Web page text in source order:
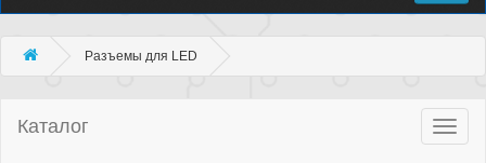
Разъемы для LED
Каталог